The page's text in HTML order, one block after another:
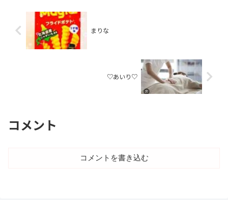
まりな
♡あいり♡
コメント
コメントを書き込む